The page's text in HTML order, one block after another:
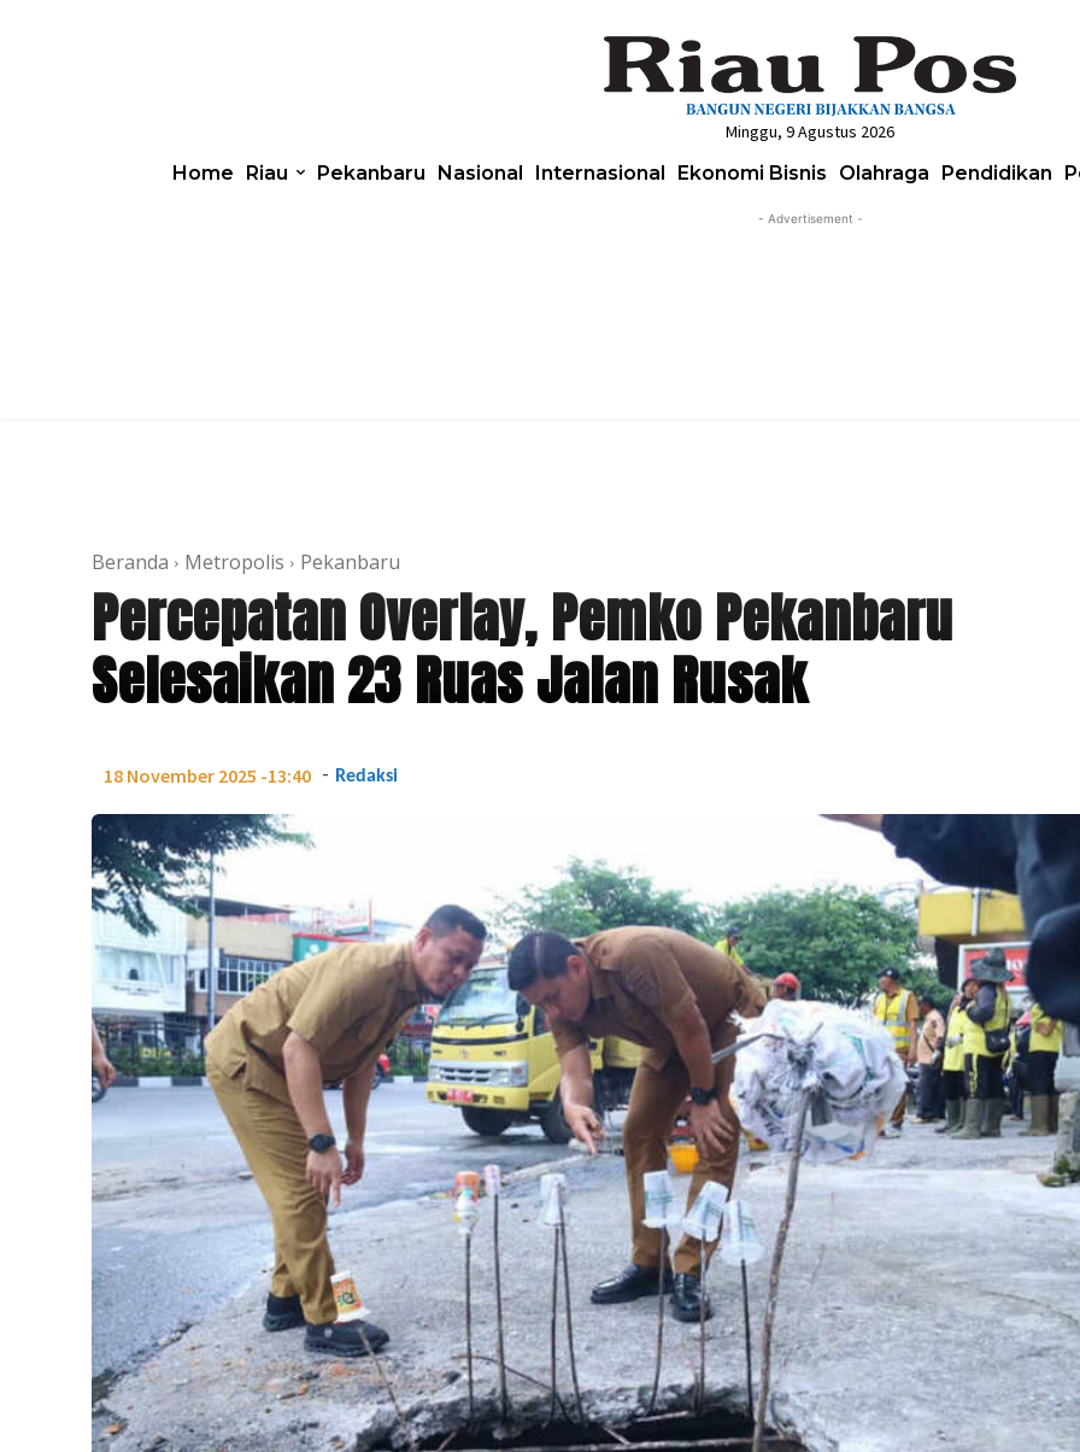
Minggu, 9 Agustus 2026
Home Riau Pekanbaru Nasional Internasional Ekonomi Bisnis Olahraga Pendidikan
- Advertisement -
Beranda Metropolis Pekanbaru
Percepatan Overlay, Pemko Pekanbaru
Selesaikan 23 Ruas Jalan Rusak
18 November 2025 -13:40 - Redaksi